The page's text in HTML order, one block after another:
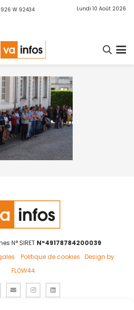
W 92434 Lundi 10 Août 2026
N° SIRET N°49178784200039
Politique de cookies Design by
FLOW44